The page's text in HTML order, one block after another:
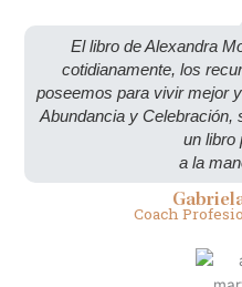
El libro de Alexandra
cotidianamente, los
poseemos para vivir mejor
Abundancia y Celebración,
un libro
a la
Coach